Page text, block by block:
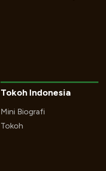
Tokoh Indonesia
Mini Biografi
Tokoh